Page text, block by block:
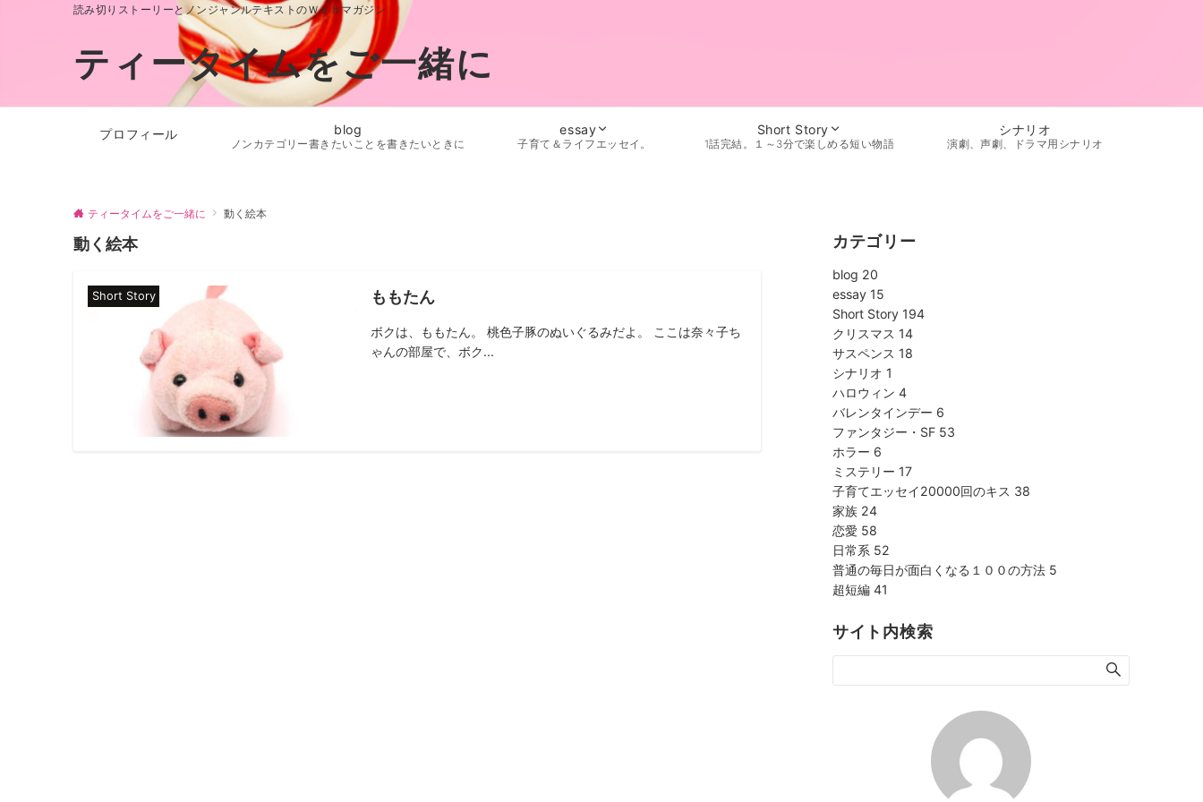
読み切りストーリーとノンジャンルテキストのＷｅｂマガジン
ティータイムをご一緒に
プロフィール blog
ノンカテゴリー書きたいことを書きたいときに
essay
子育て＆ライフエッセイ。
Short Story
1話完結。１～3分で楽しめる短い物語
シナリオ
演劇、声劇、ドラマ用シナリオ
ティータイムをご一緒に 動く絵本
動く絵本
Short Story ももたん
ボクは、ももたん。 桃色子豚のぬいぐるみだよ。 ここは奈々子ち
ゃんの部屋で、ボク...
カテゴリー
blog 20
essay 15
Short Story 194
クリスマス 14
サスペンス 18
シナリオ 1
ハロウィン 4
バレンタインデー 6
ファンタジー・SF 53
ホラー 6
ミステリー 17
子育てエッセイ20000回のキス 38
家族 24
恋愛 58
日常系 52
普通の毎日が面白くなる１００の方法 5
超短編 41
サイト内検索